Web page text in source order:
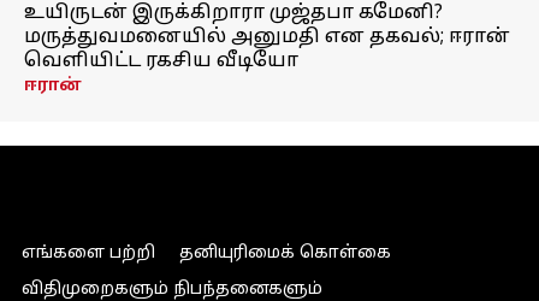
உயிருடன் இருக்கிறாரா முஜ்தபா கமேனி?
மருத்துவமனையில் அனுமதி என தகவல்; ஈரான்
வெளியிட்ட ரகசிய வீடியோ
ஈரான்
எங்களை பற்றி
தனியுரிமைக் கொள்கை
விதிமுறைகளும் நிபந்தனைகளும்